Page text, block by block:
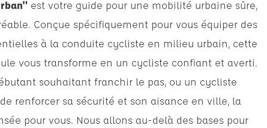
est votre guide pour une mobilité urbaine sûre,
Conçue spécifiquement pour vous équiper des
à la conduite cycliste en milieu urbain, cette
vous transforme en un cycliste confiant et averti.
souhaitant franchir le pas, ou un cycliste
renforcer sa sécurité et son aisance en ville, la
pour vous. Nous allons au-delà des bases pour